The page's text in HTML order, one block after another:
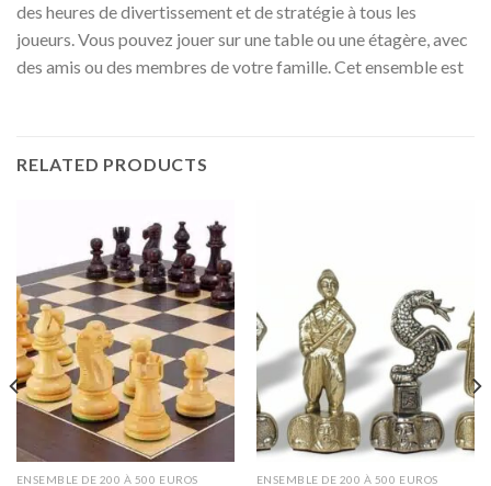
des heures de divertissement et de stratégie à tous les
joueurs. Vous pouvez jouer sur une table ou une étagère, avec
des amis ou des membres de votre famille. Cet ensemble est
RELATED PRODUCTS
ENSEMBLE DE 200 À 500 EUROS ENSEMBLE DE 200 À 500 EUROS